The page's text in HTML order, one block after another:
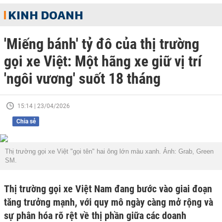
KINH DOANH
'Miếng bánh' tỷ đô của thị trường
gọi xe Việt: Một hãng xe giữ vị trí
'ngôi vương' suốt 18 tháng
15:14 | 23/04/2026
Chia sẻ
Thị trường gọi xe Việt "gọi tên" hai ông lớn màu xanh. Ảnh: Grab, Green
SM.
Thị trường gọi xe Việt Nam đang bước vào giai đoạn
tăng trưởng mạnh, với quy mô ngày càng mở rộng và
sự phân hóa rõ rệt về thị phần giữa các doanh